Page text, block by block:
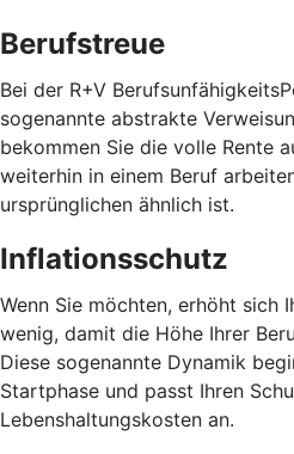
Berufstreue
Bei der R+V
sogenannte abstrakte
bekommen Sie die volle Rente
weiterhin in einem Beruf
ursprünglichen ähnlich ist.
Inflationsschutz
Wenn Sie möchten, erhöht sich
wenig, damit die Höhe Ihrer
Diese sogenannte Dynamik
Startphase und passt Ihren
Lebenshaltungskosten an.